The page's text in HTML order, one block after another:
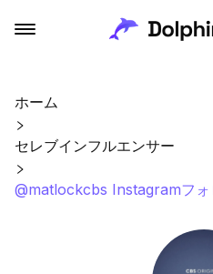
ホーム
セレブインフルエンサー
@matlockcbs Instagramフォ